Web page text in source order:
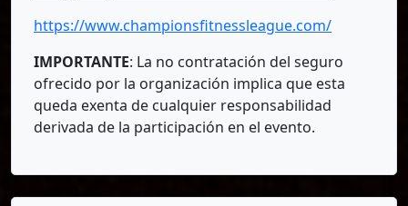
https://www.championsfitnessleague.com/
IMPORTANTE: La no contratación del seguro
ofrecido por la organización implica que esta
queda exenta de cualquier responsabilidad
derivada de la participación en el evento.